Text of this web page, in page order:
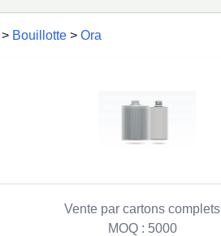
> Bouillotte > Ora
Vente par cartons complets
MOQ : 5000